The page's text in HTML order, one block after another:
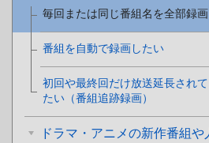
毎回または同じ番組名を全部録
番組を自動で録画したい
初回や最終回だけ放送延長され
たい（番組追跡録画）
ドラマ・アニメの新作番組